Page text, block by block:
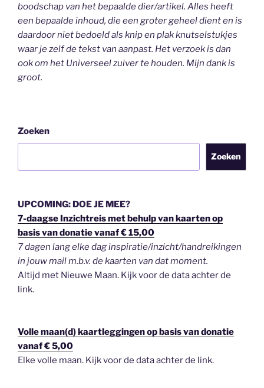
boodschap van het bepaalde dier/artikel. Alles heeft
een bepaalde inhoud, die een groter geheel dient en is
daardoor niet bedoeld als knip en plak knutselstukjes
waar je zelf de tekst van aanpast. Het verzoek is dan
ook om het Universeel zuiver te houden. Mijn dank is
groot.
Zoeken
Zoeken
UPCOMING: DOE JE MEE?
7-daagse Inzichtreis met behulp van kaarten op
basis van donatie vanaf € 15,00
7 dagen lang elke dag inspiratie/inzicht/handreikingen
in jouw mail m.b.v. de kaarten van dat moment.
Altijd met Nieuwe Maan. Kijk voor de data achter de
link.
Volle maan(d) kaartleggingen op basis van donatie
vanaf € 5,00
Elke volle maan. Kijk voor de data achter de link.